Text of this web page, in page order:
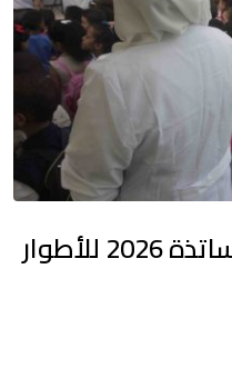
كشف نتائج مسابقة الأساتذة 2026 للأطوار